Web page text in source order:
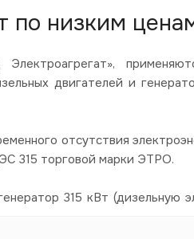
по низким
двигателей и
отсутствия
315 торговой марки ЭТРО.
315 кВт